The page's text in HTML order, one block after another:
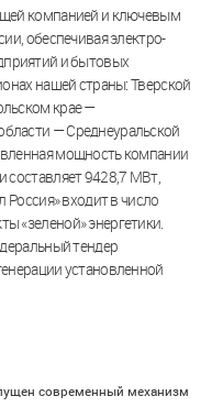
компанией и ключевым
обеспечивая электро-
и бытовых
нашей страны: Тверской
крае —
— Среднеуральской
мощность компании
составляет 9428,7 МВт,
Россия» входит в число
«зеленой» энергетики.
тендер
установленной